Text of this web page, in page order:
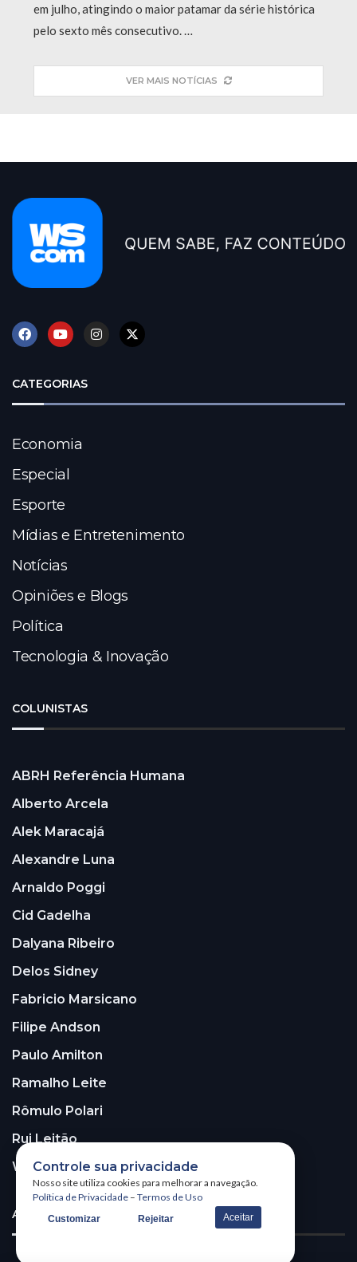
em julho, atingindo o maior patamar da série histórica
pelo sexto mês consecutivo. …
VER MAIS NOTÍCIAS
CATEGORIAS
Economia
Especial
Esporte
Mídias e Entretenimento
Notícias
Opiniões e Blogs
Política
Tecnologia & Inovação
COLUNISTAS
ABRH Referência Humana
Alberto Arcela
Alek Maracajá
Alexandre Luna
Arnaldo Poggi
Cid Gadelha
Dalyana Ribeiro
Delos Sidney
Fabricio Marsicano
Filipe Andson
Paulo Amilton
Ramalho Leite
Rômulo Polari
Rui Leitão
Walter Santos
ASSINE A NOSSA NEWSLETTER!
Controle sua privacidade
Nosso site utiliza cookies para melhorar a navegação.
Política de Privacidade – Termos de Uso
Customizar Rejeitar Aceitar